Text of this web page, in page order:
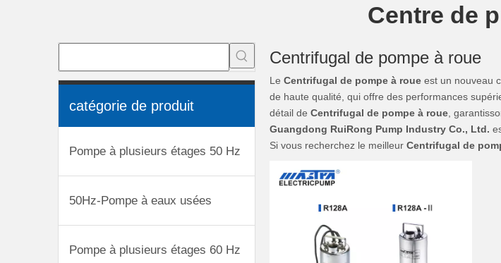
Centre de
catégorie de produit
Pompe à plusieurs étages 50 Hz
50Hz-Pompe à eaux usées
Pompe à plusieurs étages 60 Hz
Centrifugal de pompe à roue
Le Centrifugal de pompe à roue est un nouveau
de haute qualité, qui offre des performances
détail de Centrifugal de pompe à roue ,
Guangdong RuiRong Pump Industry Co., Ltd.
Si vous recherchez le meilleur Centrifugal de